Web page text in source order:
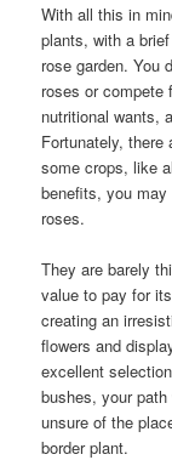
With all this in
plants, with a
rose garden. You
roses or compete
nutritional wants,
Fortunately,
some crops, like
benefits, you
roses.
They are barely
value to pay for
creating an
flowers and
excellent
bushes, your
unsure of the
border plant.